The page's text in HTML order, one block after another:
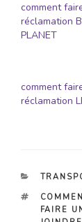
comment
réclamation
PLANET
comment
réclamation
FAIRE